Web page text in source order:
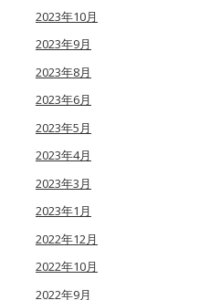
2023年10月
2023年9月
2023年8月
2023年6月
2023年5月
2023年4月
2023年3月
2023年1月
2022年12月
2022年10月
2022年9月